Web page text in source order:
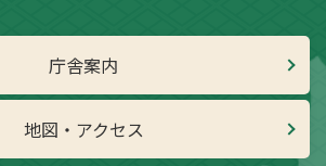
庁舎案内
地図・アクセス